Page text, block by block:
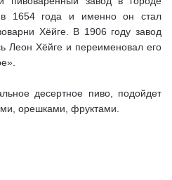
в 1654 года и именно он стал
Хёйге. В 1906 году завод
Леон Хёйге и переименовал его
десертное пиво, подойдет
орешками, фруктами.